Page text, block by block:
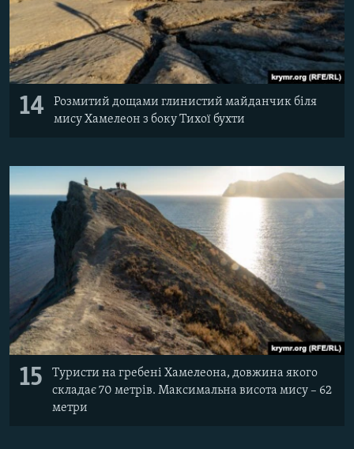
14
Розмитий дощами глинистий майданчик біля
мису Хамелеон з боку Тихої бухти
15
Туристи на гребені Хамелеона, довжина якого
складає 70 метрів. Максимальна висота мису – 62
метри